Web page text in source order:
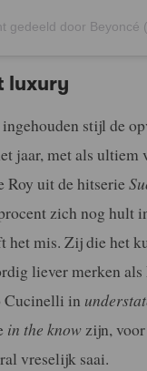
gedeeld door Beyoncé
luxury
stijl de
jaar, met als ultiem
Roy uit de hitserie
zich nog hult
het mis. Zij die het
liever merken
Cucinelli in
in the knowzijn,
vreselijk saai.